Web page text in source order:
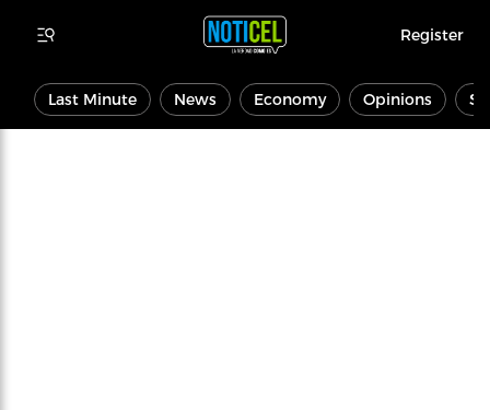
Register
Last Minute News Economy Opinions